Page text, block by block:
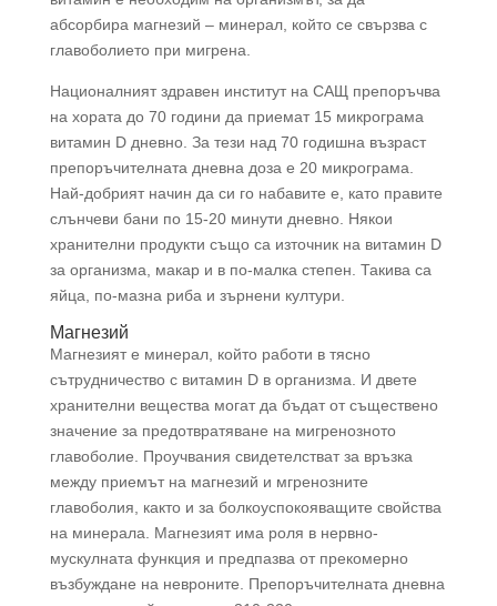
абсорбира магнезий – минерал, който се свързва с
главоболието при мигрена.
Националният здравен институт на САЩ препоръчва
на хората до 70 години да приемат 15 микрограма
витамин D дневно. За тези над 70 годишна възраст
препоръчителната дневна доза е 20 микрограма.
Най-добрият начин да си го набавите е, като правите
слънчеви бани по 15-20 минути дневно. Някои
хранителни продукти също са източник на витамин D
за организма, макар и в по-малка степен. Такива са
яйца, по-мазна риба и зърнени култури.
Магнезий
Магнезият е минерал, който работи в тясно
сътрудничество с витамин D в организма. И двете
хранителни вещества могат да бъдат от съществено
значение за предотвратяване на мигренозното
главоболие. Проучвания свидетелстват за връзка
между приемът на магнезий и мгренозните
главоболия, както и за болкоуспокояващите свойства
на минерала. Магнезият има роля в нервно-
мускулната функция и предпазва от прекомерно
възбуждане на невроните. Препоръчителната дневна